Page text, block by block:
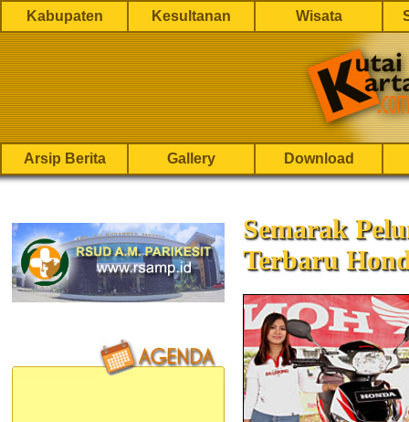
Kabupaten Kesultanan Wisata
Arsip Berita Gallery Download
Semarak
Terbaru